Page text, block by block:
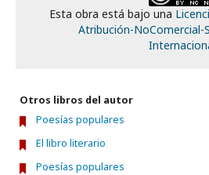
Esta obra está bajo una
Atribución-NoComercial-
Otros libros del autor
Poesías populares
El libro literario
Poesías populares